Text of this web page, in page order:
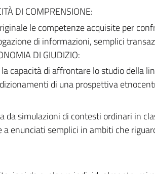
DI COMPRENSIONE:
le competenze acquisite per
di informazioni, semplici
DI GIUDIZIO:
capacità di affrontare lo studio della
di una prospettiva
da simulazioni di contesti ordinari in
enunciati semplici in ambiti che